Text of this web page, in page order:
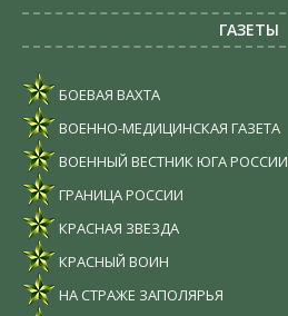
ГАЗЕТЫ
БОЕВАЯ ВАХТА
ВОЕННО-МЕДИЦИНСКАЯ ГАЗЕТА
ВОЕННЫЙ ВЕСТНИК ЮГА РОССИИ
ГРАНИЦА РОССИИ
КРАСНАЯ ЗВЕЗДА
КРАСНЫЙ ВОИН
НА СТРАЖЕ ЗАПОЛЯРЬЯ